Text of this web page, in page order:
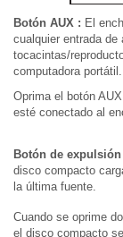
Botón AUX : El
cualquier entrada de
tocacintas/
computadora portátil.
Oprima el botón
esté conectado al
Botón de expulsión
disco compacto
la última fuente.
Cuando se oprime
el disco compacto